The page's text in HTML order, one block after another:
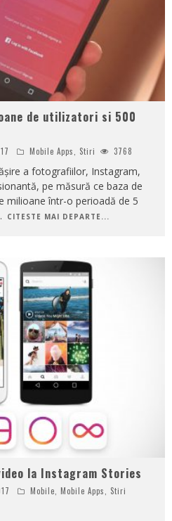
de utilizatori si 500
Mobile Apps Stiri 3768
a fotografiilor, Instagram,
pe măsură ce baza de
milioane într-o perioadă de 5
CITESTE MAI DEPARTE...
la Instagram Stories
Mobile Mobile Apps
Stiri